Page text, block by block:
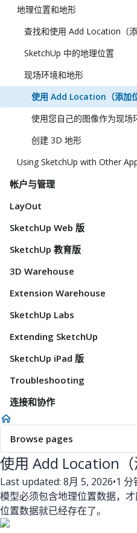
地理位置和地形
查找和使用 Add Location（添
SketchUp 中的地理位置
现场环境和地形
使用 Add Location（添加
使用您自己的图像作为现场
创建 3D 地形
Using SketchUp with Other
帐户与管理
LayOut
SketchUp Web 版
SketchUp 教育版
3D Warehouse
Extension Warehouse
SketchUp Labs
Extending SketchUp
SketchUp iPad 版
Troubleshooting
连接和协作
Browse pages
使用 Add Location
Last updated: 8月 5, 2026•1 分
模型必须包含地理位置数据，
位置数据就已经存在了。